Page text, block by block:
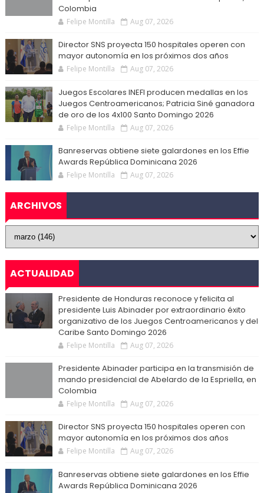
Colombia
Felipe Montilla Aug 07, 2026
Director SNS proyecta 150 hospitales operen con
mayor autonomía en los próximos dos años
Felipe Montilla Aug 07, 2026
Juegos Escolares INEFI producen medallas en los
Juegos Centroamericanos; Patricia Siné ganadora
de oro de los 4x100 Santo Domingo 2026
Felipe Montilla Aug 07, 2026
Banreservas obtiene siete galardones en los Effie
Awards República Dominicana 2026
Felipe Montilla Aug 07, 2026
ARCHIVOS
ACTUALIDAD
Presidente de Honduras reconoce y felicita al
presidente Luis Abinader por extraordinario éxito
organizativo de los Juegos Centroamericanos y del
Caribe Santo Domingo 2026
Felipe Montilla Aug 07, 2026
Presidente Abinader participa en la transmisión de
mando presidencial de Abelardo de la Espriella, en
Colombia
Felipe Montilla Aug 07, 2026
Director SNS proyecta 150 hospitales operen con
mayor autonomía en los próximos dos años
Felipe Montilla Aug 07, 2026
Banreservas obtiene siete galardones en los Effie
Awards República Dominicana 2026